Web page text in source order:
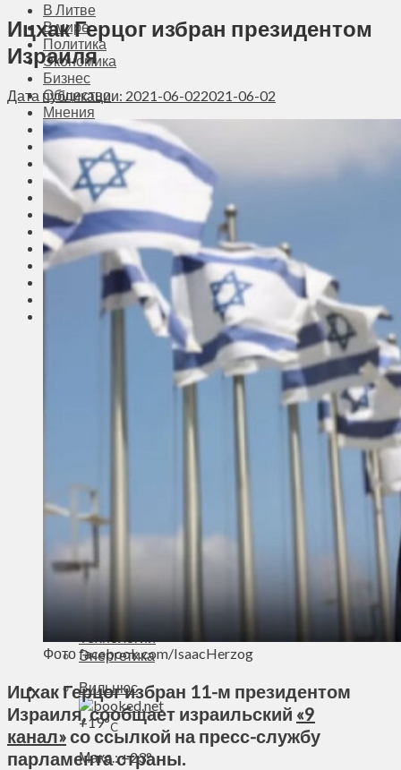
В Литве
В мире
Политика
Экономика
Бизнес
Общество
Мнения
Вильнюс
Клайпеда
Висагинас
Регионы
Соседи
Транспорт
Выбор читателей
Калейдоскоп
Армия
Сейм Литвы
Культура
Фоторепортаж
ЛК рекомендует
Образование
Здравоохранение
Экология
Деньги
Визиты
Выборы
Агроновости
Едим дома
Ищу семью
Духовное пространство
Энергетика
Вильнюс
+19°C
Макс.:+23°
Ицхак Герцог избран президентом
Израиля
Дата публикации: 2021-06-022021-06-02
Фото facebook.com/IsaacHerzog
Ицхак Герцог избран 11-м президентом
Израиля, сообщает израильский «9
канал»со ссылкой на пресс-службу
парламента страны.